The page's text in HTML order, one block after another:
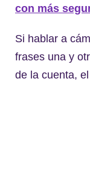
con más
Si hablar a
frases una y
de la cuenta,